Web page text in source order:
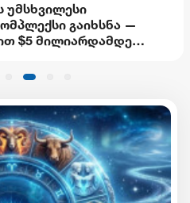
უმსხვილესი
გაიხსნა —
$5 მილიარდამდე